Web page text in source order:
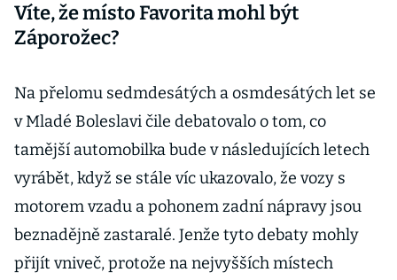
Víte, že místo Favorita mohl být
Záporožec?
Na přelomu sedmdesátých a osmdesátých let se
v Mladé Boleslavi čile debatovalo o tom, co
tamější automobilka bude v následujících letech
vyrábět, když se stále víc ukazovalo, že vozy s
motorem vzadu a pohonem zadní nápravy jsou
beznadějně zastaralé. Jenže tyto debaty mohly
přijít vniveč, protože na nejvyšších místech